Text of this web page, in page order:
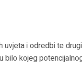
uvjeta i odredbi te
bilo kojeg